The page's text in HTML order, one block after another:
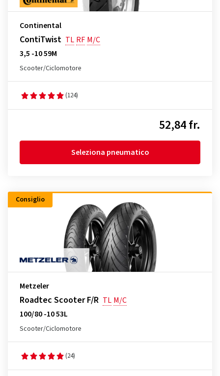
Continental
ContiTwist TL RF M/C
3,5 -10 59M
Scooter/Ciclomotore
(124)
52,84 fr.
Seleziona pneumatico
Consiglio
Metzeler
Roadtec Scooter F/R TL M/C
100/80 -10 53L
Scooter/Ciclomotore
(24)